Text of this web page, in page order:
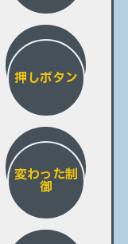
押しボタン
変わった制
御